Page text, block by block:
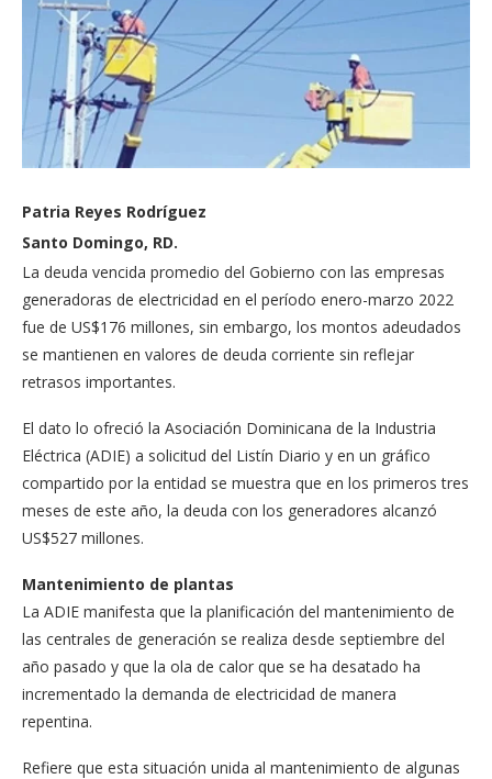
Patria Reyes Rodríguez
Santo Domingo, RD.
La deuda vencida promedio del Gobierno con las empresas
generadoras de electricidad en el período enero-marzo 2022
fue de US$176 millones, sin embargo, los montos adeudados
se mantienen en valores de deuda corriente sin reflejar
retrasos importantes.
El dato lo ofreció la Asociación Dominicana de la Industria
Eléctrica (ADIE) a solicitud del Listín Diario y en un gráfico
compartido por la entidad se muestra que en los primeros tres
meses de este año, la deuda con los generadores alcanzó
US$527 millones.
Mantenimiento de plantas
La ADIE manifesta que la planificación del mantenimiento de
las centrales de generación se realiza desde septiembre del
año pasado y que la ola de calor que se ha desatado ha
incrementado la demanda de electricidad de manera
repentina.
Refiere que esta situación unida al mantenimiento de algunas